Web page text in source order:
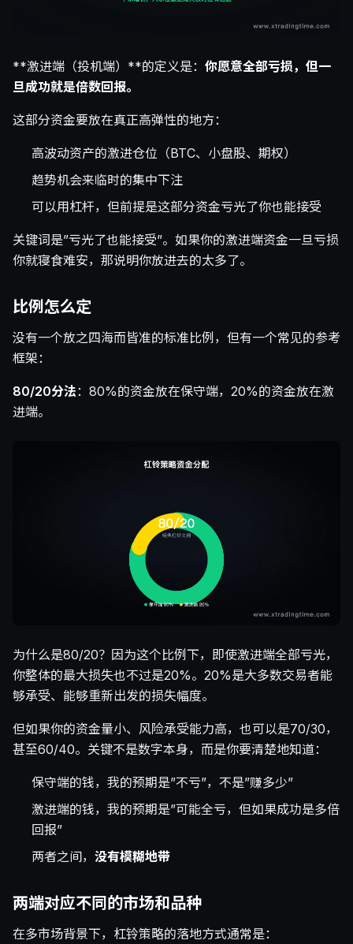
**激进端（投机端）**的定义是： 你愿意全部亏损，但一
旦成功就是倍数回报。
这部分资金要放在真正高弹性的地方：
高波动资产的激进仓位（BTC、小盘股、期权）
趋势机会来临时的集中下注
可以用杠杆，但前提是这部分资金亏光了你也能接受
关键词是”亏光了也能接受”。如果你的激进端资金一旦亏损
你就寝食难安，那说明你放进去的太多了。
比例怎么定
没有一个放之四海而皆准的标准比例，但有一个常见的参考
框架：
80/20分法：80%的资金放在保守端，20%的资金放在激
进端。
为什么是80/20？因为这个比例下，即使激进端全部亏光，
你整体的最大损失也不过是20%。20%是大多数交易者能
够承受、能够重新出发的损失幅度。
但如果你的资金量小、风险承受能力高，也可以是70/30，
甚至60/40。关键不是数字本身，而是你要清楚地知道：
保守端的钱，我的预期是”不亏”，不是”赚多少”
激进端的钱，我的预期是”可能全亏，但如果成功是多倍
回报”
两者之间， 没有模糊地带
两端对应不同的市场和品种
在多市场背景下，杠铃策略的落地方式通常是：